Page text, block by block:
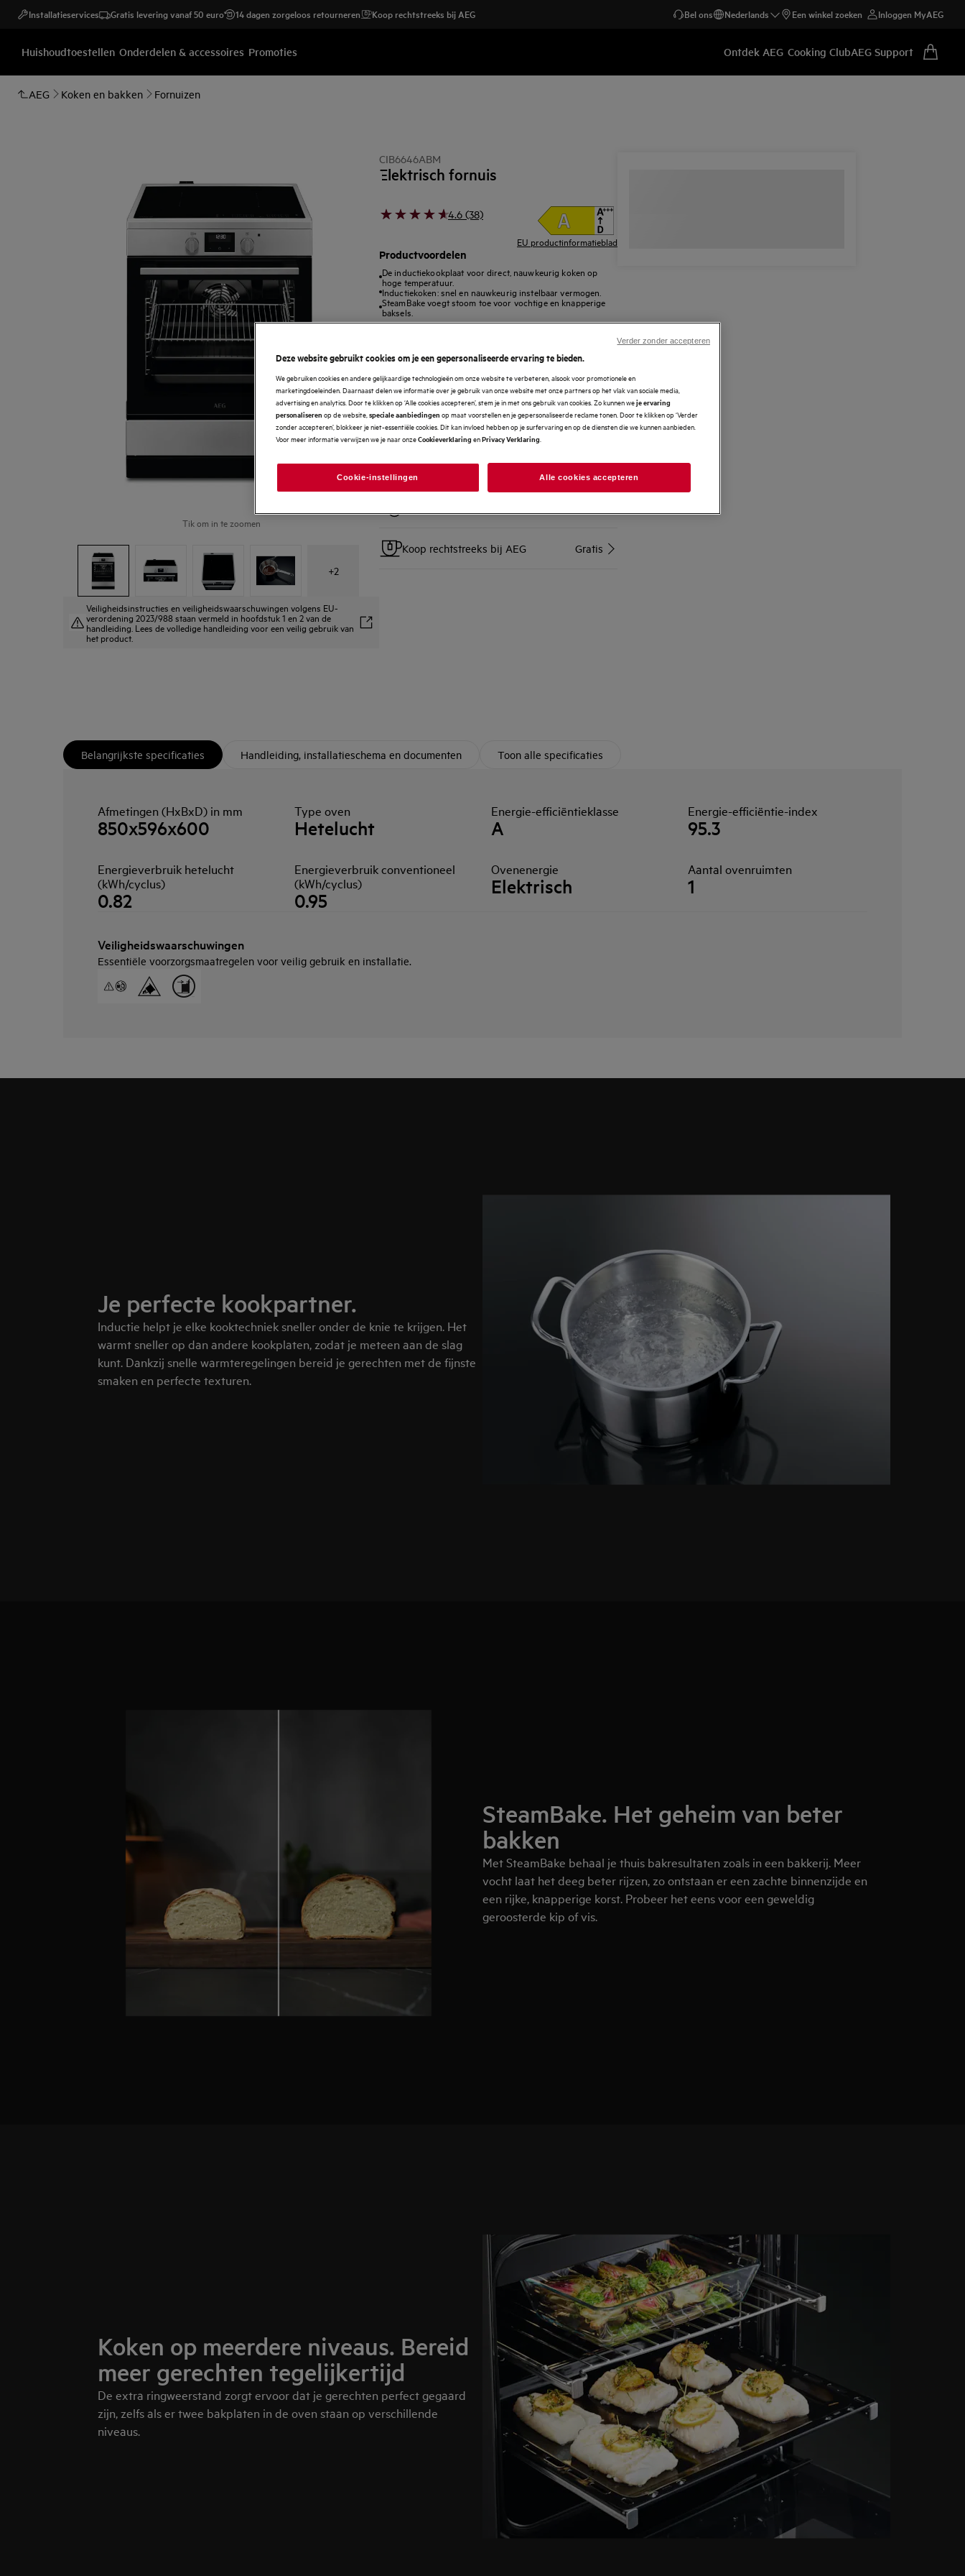
Installatieservices Gratis levering vanaf 50 euro 14 dagen zorgeloos retourneren Koop rechtstreeks bij AEG Bel ons Nederlands Een winkel zoeken Inloggen MyAEG
Huishoudtoestellen Onderdelen & accessoires Promoties Ontdek AEG Cooking ClubAEG Support
AEG Koken en bakken Fornuizen
Tik om in te zoomen
+2
Veiligheidsinstructies en veiligheidswaarschuwingen volgens EU-
verordening 2023/988 staan vermeld in hoofdstuk 1 en 2 van de
handleiding. Lees de volledige handleiding voor een veilig gebruik van
het product.
CIB6646ABM
Elektrisch fornuis
4.6 (38)
EU productinformatieblad
Productvoordelen
De inductiekookplaat voor direct, nauwkeurig koken op
hoge temperatuur.
Inductiekoken: snel en nauwkeurig instelbaar vermogen.
SteamBake voegt stoom toe voor vochtige en knapperige
baksels.
Thuislevering op afspraak Gratis
Installatie van vrijstaande toestellen 25 €
Gratis
Koop rechtstreeks bij AEG Gratis
Belangrijkste specificaties Handleiding, installatieschema en documenten Toon alle specificaties
Afmetingen (HxBxD) in mm
850x596x600
Type oven
Hetelucht
Energie-efficiëntieklasse
A
Energie-efficiëntie-index
95.3
Energieverbruik hetelucht
(kWh/cyclus)
0.82
Energieverbruik conventioneel
(kWh/cyclus)
0.95
Ovenenergie
Elektrisch
Aantal ovenruimten
1
Veiligheidswaarschuwingen
Essentiële voorzorgsmaatregelen voor veilig gebruik en installatie.
Je perfecte kookpartner.
Inductie helpt je elke kooktechniek sneller onder de knie te krijgen. Het
warmt sneller op dan andere kookplaten, zodat je meteen aan de slag
kunt. Dankzij snelle warmteregelingen bereid je gerechten met de fijnste
smaken en perfecte texturen.
SteamBake. Het geheim van beter
bakken
Met SteamBake behaal je thuis bakresultaten zoals in een bakkerij. Meer
vocht laat het deeg beter rijzen, zo ontstaan er een zachte binnenzijde en
een rijke, knapperige korst. Probeer het eens voor een geweldig
geroosterde kip of vis.
Koken op meerdere niveaus. Bereid
meer gerechten tegelijkertijd
De extra ringweerstand zorgt ervoor dat je gerechten perfect gegaard
zijn, zelfs als er twee bakplaten in de oven staan op verschillende
niveaus.
Deze website gebruikt cookies om je een gepersonaliseerde ervaring te bieden.
We gebruiken cookies en andere gelijkaardige technologieën om onze website te verbeteren, alsook voor promotionele en
marketingdoeleinden. Daarnaast delen we informatie over je gebruik van onze website met onze partners op het vlak van sociale media,
advertising en analytics. Door te klikken op ‘Alle cookies accepteren’, stem je in met ons gebruik van cookies. Zo kunnen weje ervaring
personaliseren op de website, speciale aanbiedingen op maat voorstellen en je gepersonaliseerde reclame tonen. Door te klikken op ‘Verder
zonder accepteren’, blokkeer je niet-essentiële cookies. Dit kan invloed hebben op je surfervaring en op de diensten die we kunnen aanbieden.
Voor meer informatie verwijzen we je naar onzeCookieverklaring enPrivacy Verklaring
Cookie-instellingen Alle cookies accepteren
Verder zonder accepteren